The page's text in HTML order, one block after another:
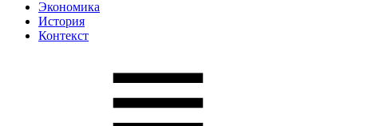
Экономика
История
Контекст